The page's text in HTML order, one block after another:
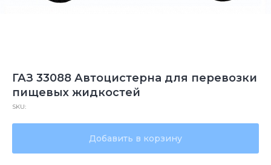
ГАЗ 33088 Автоцистерна для перевозки
пищевых жидкостей
SKU:
Добавить в корзину